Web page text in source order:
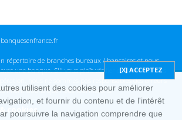
répertoire de branches bureaux / bancaires et nous
une banque. S'il vous plaît vérifier ces informations
nous ne sommes pas responsables des erreurs
informations que nous fournissons.
cookies
utilisent des cookies pour améliorer
et fournir du contenu et de l'intérêt
poursuivre la navigation comprendre que